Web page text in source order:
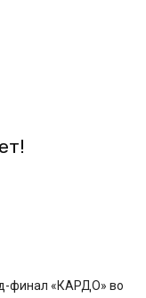
финал «КАРДО» во